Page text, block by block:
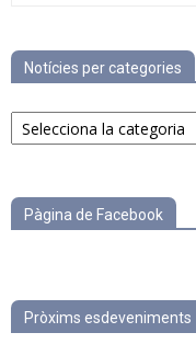
Notícies per categories
Notícies
per
Pàgina de Facebook
Pròxims esdeveniments